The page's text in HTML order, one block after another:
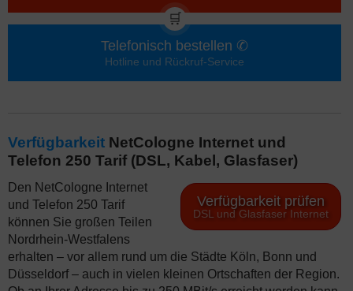
🛒
Telefonisch bestellen ✆
Hotline und Rückruf-Service
Verfügbarkeit NetCologne Internet und
Telefon 250 Tarif (DSL, Kabel, Glasfaser)
Verfügbarkeit prüfen
DSL und Glasfaser Internet
Den NetCologne Internet
und Telefon 250 Tarif
können Sie großen Teilen
Nordrhein-Westfalens
erhalten – vor allem rund um die Städte Köln, Bonn und
Düsseldorf – auch in vielen kleinen Ortschaften der Region.